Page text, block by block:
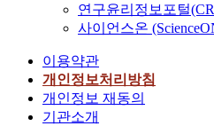
연구윤리정보포털
사이언스온
이용약관
개인정보처리방침
개인정보 재동의
기관소개